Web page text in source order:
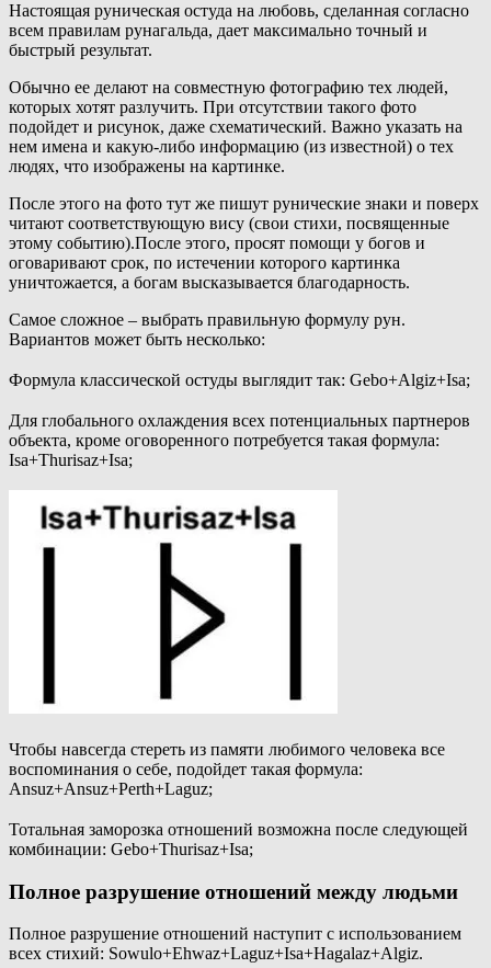
Настоящая руническая остуда на любовь, сделанная согласно
всем правилам рунагальда, дает максимально точный и
быстрый результат.
Обычно ее делают на совместную фотографию тех людей,
которых хотят разлучить. При отсутствии такого фото
подойдет и рисунок, даже схематический. Важно указать на
нем имена и какую-либо информацию (из известной) о тех
людях, что изображены на картинке.
После этого на фото тут же пишут рунические знаки и поверх
читают соответствующую вису (свои стихи, посвященные
этому событию).После этого, просят помощи у богов и
оговаривают срок, по истечении которого картинка
уничтожается, а богам высказывается благодарность.
Самое сложное – выбрать правильную формулу рун.
Вариантов может быть несколько:
Формула классической остуды выглядит так: Gebo+Algiz+Isa;
Для глобального охлаждения всех потенциальных партнеров
объекта, кроме оговоренного потребуется такая формула:
Isa+Thurisaz+Isa;
Чтобы навсегда стереть из памяти любимого человека все
воспоминания о себе, подойдет такая формула:
Ansuz+Ansuz+Perth+Laguz;
Тотальная заморозка отношений возможна после следующей
комбинации: Gebo+Thurisaz+Isa;
Полное разрушение отношений между людьми
Полное разрушение отношений наступит с использованием
всех стихий: Sowulo+Ehwaz+Laguz+Isa+Hagalaz+Algiz.